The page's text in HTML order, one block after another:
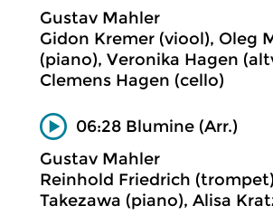
Gustav Mahler
Gidon Kremer (viool), Oleg
(piano), Veronika Hagen
Clemens Hagen (cello)
06:28 Blumine (Arr.)
Gustav Mahler
Reinhold Friedrich
Takezawa (piano), Alisa